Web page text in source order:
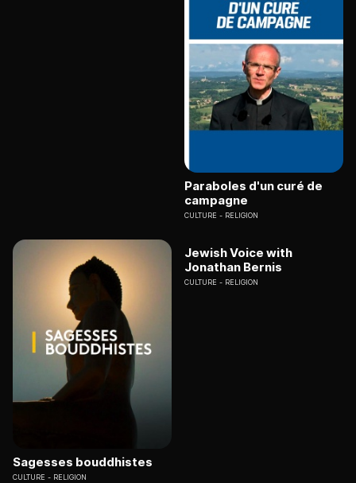
Paraboles d'un curé de
campagne
CULTURE RELIGION
Sagesses bouddhistes
CULTURE RELIGION
Jewish Voice with
Jonathan Bernis
CULTURE RELIGION